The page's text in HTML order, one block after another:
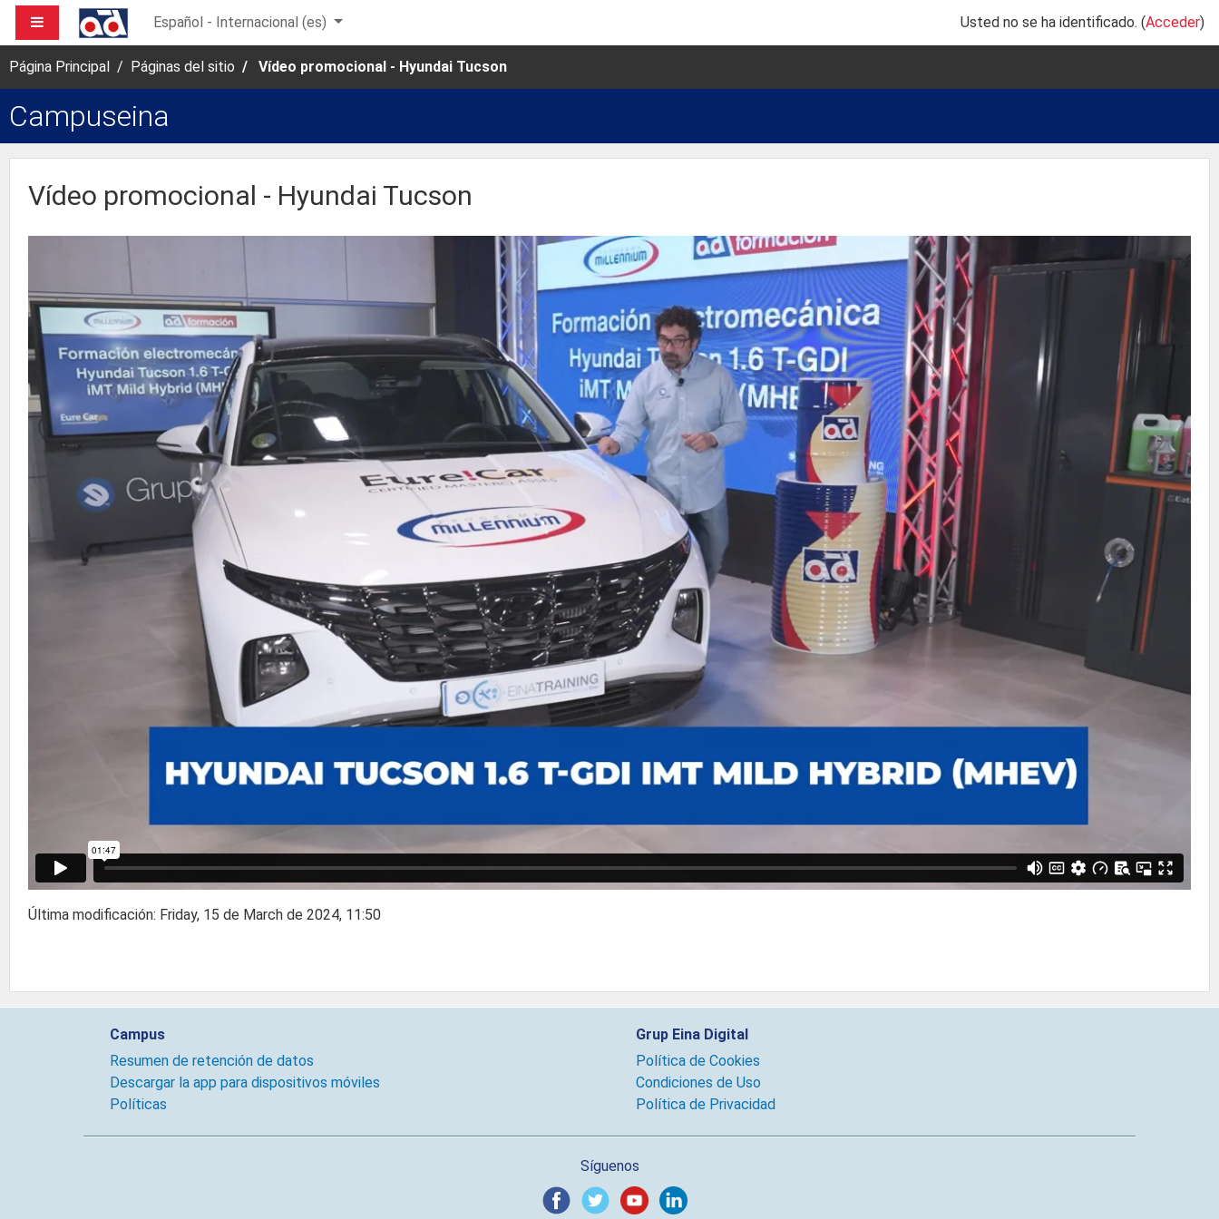
Salta al contenido principal
PANEL LATERAL Español - Internacional ‎(es)‎ Usted no se ha identificado. (Acceder)
Página Principal Páginas del sitio Vídeo promocional - Hyundai Tucson
Campuseina
Vídeo promocional - Hyundai Tucson
Última modificación: Friday, 15 de March de 2024, 11:50
Campus
Resumen de retención de datos
Descargar la app para dispositivos móviles
Políticas
Grup Eina Digital
Política de Cookies
Condiciones de Uso
Política de Privacidad
Síguenos